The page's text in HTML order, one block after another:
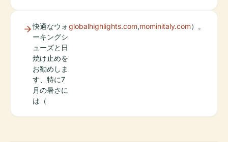
快適なウォ
ーキングシ
ューズと日
焼け止めを
お勧めしま
す、特に7
月の暑さに
は（
globalhighlights.com,mominitaly.com）。